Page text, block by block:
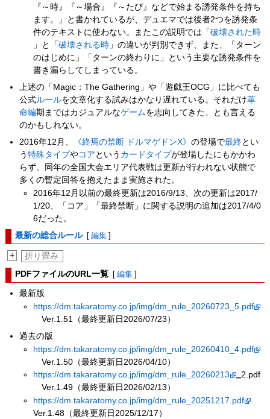
『～時』『～場合』『～たび』などで始まる誘発条件を持ち
ます。」と書かれているが、デュエマでは後者2つを誘発条
件のテキストに使わない。またこの説明では「破壊された時
」と「破壊される時 」の違いが判別できず、また、「ターン
のはじめに」「ターンの終わりに」という主要な誘発条件を
書き漏らしてしまっている。
上述の「Magic：The Gathering」や「遊戯王OCG」に比べても
公式ルールを文章化する試みはかなり遅れている。それだけ革
命編期まではカジュアルなゲームを志向してきた、とも言える
のかもしれない。
2016年12月、
《終焉の禁断 ドルマゲドンX》の登場で最終とい
う特殊タイプやコア という カードタイプが登場したにもかかわ
らず、同年の全国大会エリア代表戦は更新が行われない状態で
多くの暫定回答を抱えたまま実施された。
2016年12月以前の最終更新は2016/9/13、次の更新は2017/
1/20、「コア」「最終禁断」に関する説明の追加は2017/4/0
6だった。
最新の総合ルール [ 編集 ]
+ 折り畳み
PDFファイルのURL一覧 [ 編集 ]
最新版
https://dm.takaratomy.co.jp/img/dm_rule_20260723_5.pdf
Ver.1.51（最終更新日2026/07/23）
過去の版
https://dm.takaratomy.co.jp/img/dm_rule_20260410_4.pdf
Ver.1.50（最終更新日2026/04/10）
https://dm.takaratomy.co.jp/img/dm_rule_20260213
‗2.pdf
Ver.1.49（最終更新日2026/02/13）
https://dm.takaratomy.co.jp/img/dm_rule_20251217.pdf
Ver.1.48（最終更新日2025/12/17）